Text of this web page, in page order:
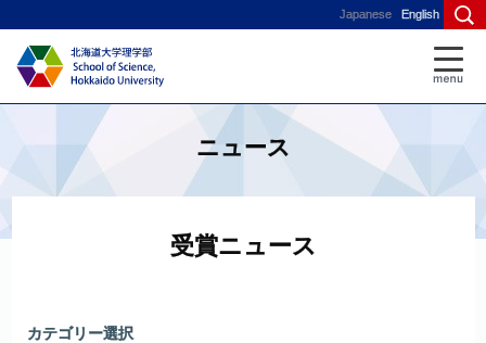
Japanese English
ニュース
受賞ニュース
カテゴリー選択